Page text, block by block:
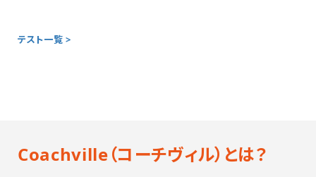
テスト一覧 >
Coachville（コーチヴィル）とは？